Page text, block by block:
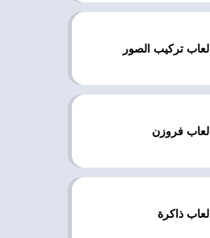
العاب تركيب الصور
العاب فروزن
العاب ذاكرة